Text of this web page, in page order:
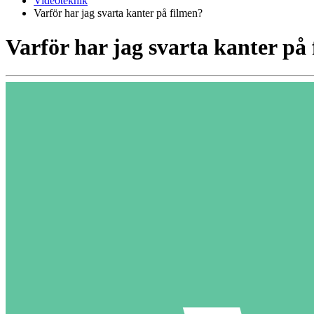
Varför har jag svarta kanter på filmen?
Varför har jag svarta kanter på